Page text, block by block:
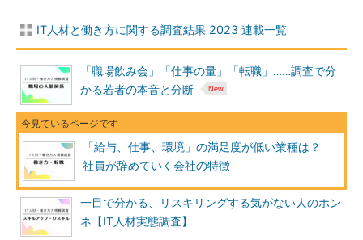
IT人材と働き方に関する調査結果 2023 連載一覧
「職場飲み会」「仕事の量」「転職」……調査で分
かる若者の本音と分断
「給与、仕事、環境」の満足度が低い業種は？
社員が辞めていく会社の特徴
一目で分かる、リスキリングする気がない人のホン
ネ【IT人材実態調査】